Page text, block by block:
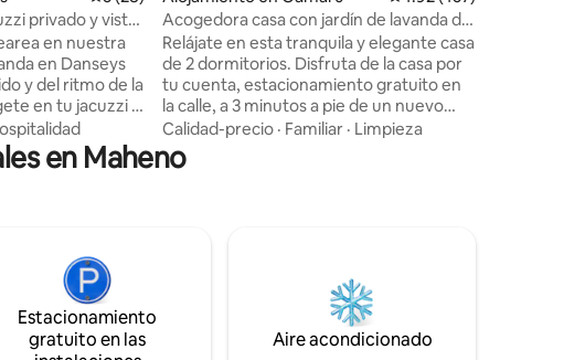
privado y vistas
en nuestra
en Danseys
en tu jacuzzi al
disfruta
con
y al valle.
acogedora en
ambas cúpulas
y disfruta de
la
se unen.
Acogedora casa con jardín de lavanda de
2 dormitorios
Relájate en esta tranquila y elegante casa
de 2 dormitorios. Disfruta de la casa por
tu cuenta, estacionamiento gratuito en
la calle, a 3 minutos a pie de un nuevo
mundo, tienda de comida para llevar,
etc., a 3 minutos en coche del puerto y el
casco antiguo, a 5 minutos para ver los
Televisión inteligente (video principal
cubiertos,jarra,tostadora,microondas
están disponibles incluidos
Calidad-precio · Familiar · Limpieza
en Maheno
Estacionamiento
gratuito en las
Aire acondicionado